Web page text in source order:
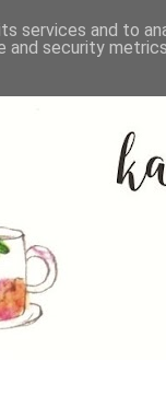
services and to
and security